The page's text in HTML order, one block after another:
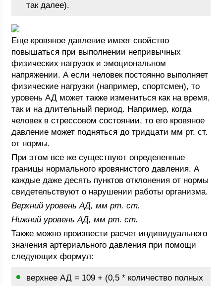
так далее).
Еще кровяное давление имеет свойство
повышаться при выполнении непривычных
физических нагрузок и эмоциональном
напряжении. А если человек постоянно выполняет
физические нагрузки (например, спортсмен), то
уровень АД может также измениться как на время,
так и на длительный период. Например, когда
человек в стрессовом состоянии, то его кровяное
давление может подняться до тридцати мм рт. ст.
от нормы.
При этом все же существуют определенные
границы нормального кровянистого давления. А
каждые даже десять пунктов отклонения от нормы
свидетельствуют о нарушении работы организма.
Верхний уровень АД, мм рт. ст.
Нижний уровень АД, мм рт. ст.
Также можно произвести расчет индивидуального
значения артериального давления при помощи
следующих формул:
верхнее АД = 109 + (0,5 * количество полных